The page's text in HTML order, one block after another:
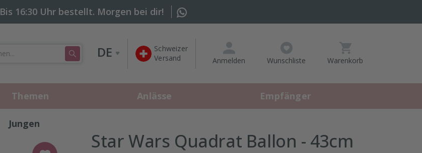
Bis 16:30 Uhr bestellt. Morgen bei dir!
DE
Schweizer
Versand
Anmelden Wunschliste
Artikel
Warenkorb
Themen Anlässe Empfänger
Jungen
Star Wars Quadrat Ballon - 43cm